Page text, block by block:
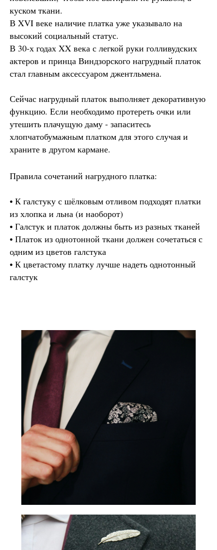
куском ткани.
В XVI веке наличие платка уже указывало на
высокий социальный статус.
В 30-х годах XX века с легкой руки голливудских
актеров и принца Виндзорского нагрудный платок
стал главным аксессуаром джентльмена.
Сейчас нагрудный платок выполняет декоративную
функцию. Если необходимо протереть очки или
утешить плачущую даму - запаситесь
хлопчатобумажным платком для этого случая и
храните в другом кармане.
Правила сочетаний нагрудного платка:
• К галстуку с шёлковым отливом подходят платки
из хлопка и льна (и наоборот)
• Галстук и платок должны быть из разных тканей
• Платок из однотонной ткани должен сочетаться с
одним из цветов галстука
• К цветастому платку лучше надеть однотонный
галстук